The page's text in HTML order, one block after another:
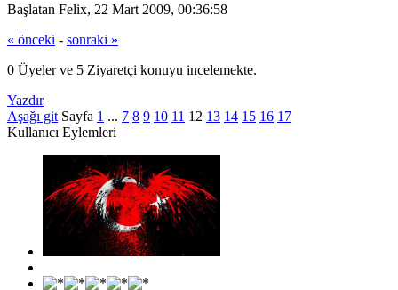
Başlatan Felix, 22 Mart 2009, 00:36:58
« önceki - sonraki »
0 Üyeler ve 5 Ziyaretçi konuyu incelemekte.
Yazdır
Aşağı git Sayfa 1 ... 7 8 9 10 11 12 13 14 15 16 17
Kullanıcı Eylemleri